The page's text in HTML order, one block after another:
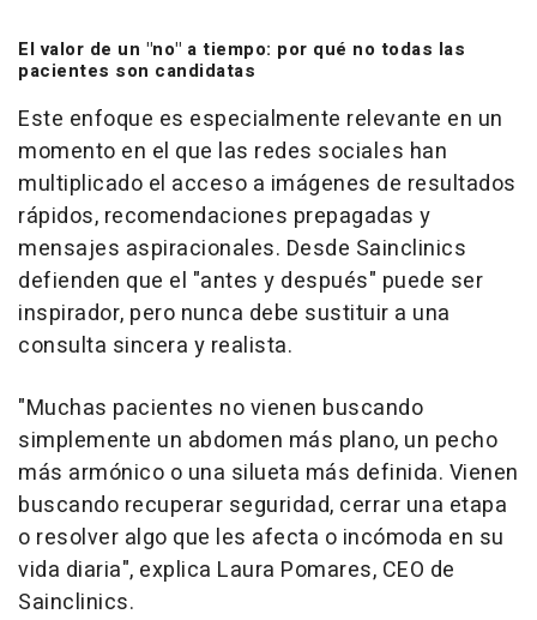
El valor de un "no" a tiempo: por qué no todas las
pacientes son candidatas
Este enfoque es especialmente relevante en un
momento en el que las redes sociales han
multiplicado el acceso a imágenes de resultados
rápidos, recomendaciones prepagadas y
mensajes aspiracionales. Desde Sainclinics
defienden que el "antes y después" puede ser
inspirador, pero nunca debe sustituir a una
consulta sincera y realista.
"Muchas pacientes no vienen buscando
simplemente un abdomen más plano, un pecho
más armónico o una silueta más definida. Vienen
buscando recuperar seguridad, cerrar una etapa
o resolver algo que les afecta o incómoda en su
vida diaria", explica Laura Pomares, CEO de
Sainclinics.